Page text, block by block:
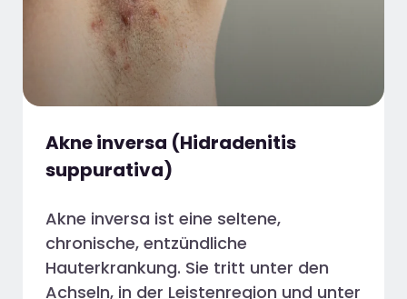
Akne inversa (Hidradenitis
suppurativa)
Akne inversa ist eine seltene,
chronische, entzündliche
Hauterkrankung. Sie tritt unter den
Achseln, in der Leistenregion und unter